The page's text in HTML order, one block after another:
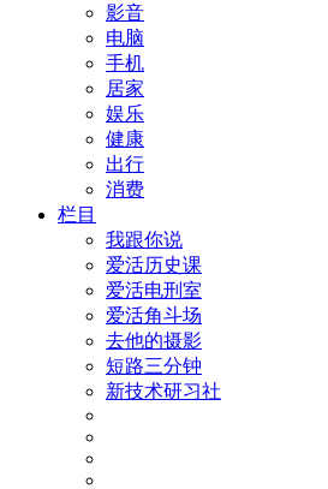
影音
电脑
手机
居家
娱乐
健康
出行
消费
栏目
我跟你说
爱活历史课
爱活电刑室
爱活角斗场
去他的摄影
短路三分钟
新技术研习社